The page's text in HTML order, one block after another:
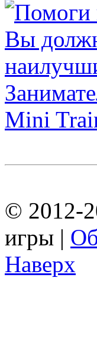
Mini
© 2012-
игры |
Наверх